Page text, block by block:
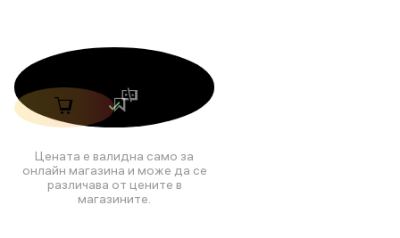
Цената е валидна само за
онлайн магазина и може да се
различава от цените в
магазините.